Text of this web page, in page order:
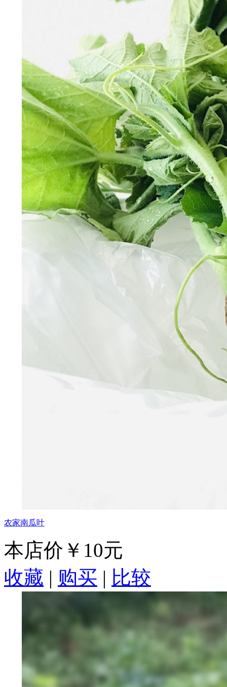
农家南瓜叶
本店价 ￥10元
收藏 | 购买 | 比较